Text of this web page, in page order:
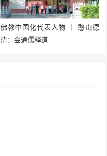
佛教中国化代表人物 ｜ 憨山德
清：会通儒释道